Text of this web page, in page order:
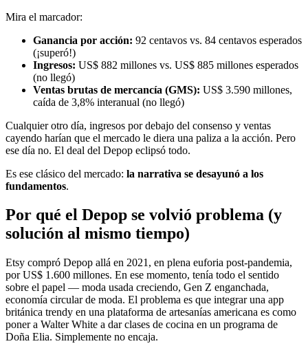
Mira el marcador:
Ganancia por acción: 92 centavos vs. 84 centavos esperados
(¡superó!)
Ingresos: US$ 882 millones vs. US$ 885 millones esperados
(no llegó)
Ventas brutas de mercancía (GMS): US$ 3.590 millones,
caída de 3,8% interanual (no llegó)
Cualquier otro día, ingresos por debajo del consenso y ventas
cayendo harían que el mercado le diera una paliza a la acción. Pero
ese día no. El deal del Depop eclipsó todo.
Es ese clásico del mercado: la narrativa se desayunó a los
fundamentos.
Por qué el Depop se volvió problema (y
solución al mismo tiempo)
Etsy compró Depop allá en 2021, en plena euforia post-pandemia,
por US$ 1.600 millones. En ese momento, tenía todo el sentido
sobre el papel — moda usada creciendo, Gen Z enganchada,
economía circular de moda. El problema es que integrar una app
británica trendy en una plataforma de artesanías americana es como
poner a Walter White a dar clases de cocina en un programa de
Doña Elia. Simplemente no encaja.